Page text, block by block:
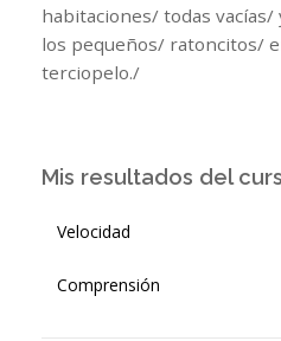
habitaciones/ todas
los pequeños/ ratoncitos/
terciopelo./
Mis resultados del
Velocidad
Comprensión